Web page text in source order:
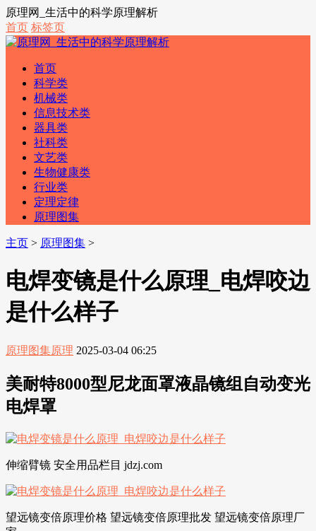
原理网_生活中的科学原理解析
首页 标签页
首页
科学类
机械类
信息技术类
器具类
社科类
文艺类
生物健康类
行业类
定理定律
原理图集
主页 > 原理图集 >
电焊变镜是什么原理_电焊咬边
是什么样子
原理图集原理 2025-03-04 06:25
美耐特8000型尼龙面罩液晶镜组自动变光
电焊罩
伸缩臂镜 安全用品栏目 jdzj.com
望远镜变倍原理价格 望远镜变倍原理批发 望远镜变倍原理厂